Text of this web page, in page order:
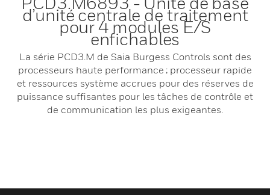
d’unité centrale de traitement
pour 4 modules E/S
enfichables
La série PCD3.M de Saia Burgess Controls sont des
processeurs haute performance ; processeur rapide
et ressources système accrues pour des réserves de
puissance suffisantes pour les tâches de contrôle et
de communication les plus exigeantes.